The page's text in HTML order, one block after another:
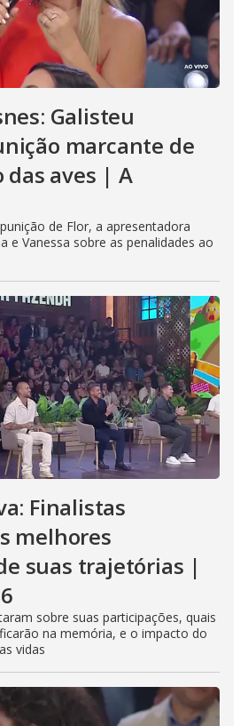
Galisteu
marcante de
das aves | A
de Flor, a apresentadora
e Vanessa sobre as penalidades ao
Finalistas
melhores
suas trajetórias |
sobre suas participações, quais
na memória, e o impacto do
vidas